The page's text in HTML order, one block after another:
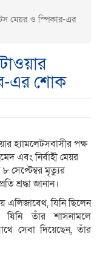
মেয়র ও স্পিকার-এর
এর শোক
হ্যামলেটসবাসীর পক্ষ
এবং নির্বাহী মেয়র
সেপ্টেম্বর মৃত্যুর
শ্রদ্ধা জানান।
এলিজাবেথ, যিনি ছিলেন
তাঁর শাসনামলে
সেবা দিয়েছেন, তাঁর